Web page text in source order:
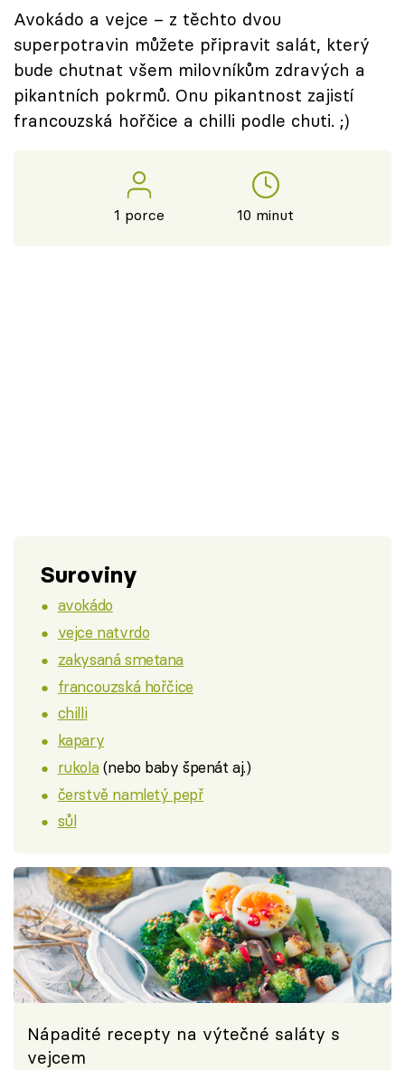
Sledujte prima+
Přihlášení
Avokádo a vejce – z těchto dvou
superpotravin můžete připravit salát, který
bude chutnat všem milovníkům zdravých a
pikantních pokrmů. Onu pikantnost zajistí
francouzská hořčice a chilli podle chuti. ;)
1 porce 10 minut
Suroviny
avokádo
vejce natvrdo
zakysaná smetana
francouzská hořčice
chilli
kapary
rukola(nebo baby špenát aj.)
čerstvě namletý pepř
sůl
Nápadité recepty na výtečné saláty s
vejcem